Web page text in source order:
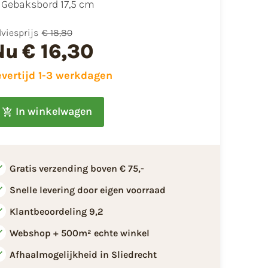
Gebaksbord 17,5 cm
€ 18,80
€ 16,30
1-3 werkdagen
In winkelwagen
Gratis verzending boven € 75,-
Snelle levering door eigen voorraad
Klantbeoordeling 9,2
Webshop + 500m² echte winkel
Afhaalmogelijkheid in Sliedrecht